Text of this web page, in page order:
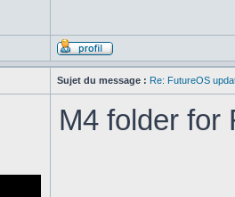
Sujet du message : Re: FutureOS
M4 folder for